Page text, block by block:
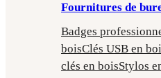
Fournitures de
Badges
boisClés USB en
clés en boisStylos